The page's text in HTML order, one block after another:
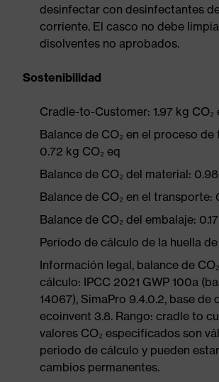
desinfectar con desinfectantes
corriente. El casco no debe
disolventes no aprobados.
Sostenibilidad
Cradle-to-Customer: 1.97 kg CO₂
Balance de CO₂ en el proceso
0.72 kg CO₂ eq
Balance de CO₂ del material:
Balance de CO₂ en el transporte:
Balance de CO₂ del embalaje:
Período de cálculo de la huella
Información legal, balance de
cálculo: IPCC 2021 GWP 100a
14067), SimaPro 9.4.0.2, base de
ecoinvent 3.8. Rango: cradle to
valores CO₂ especificados son
periodo de cálculo y pueden
cambios permanentes.